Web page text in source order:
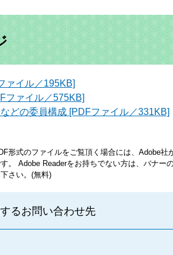
ァイル／195KB]
ファイル／575KB]
どの委員構成 [PDFファイル／331KB]
形式のファイルをご覧頂く場合には、Adobe社
。
Adobe Readerをお持ちでない方は、バナー
さい。(無料)
るお問い合わせ先